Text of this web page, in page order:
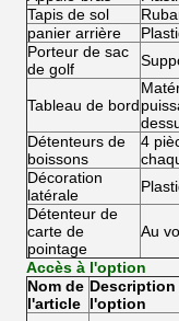
Tapis de sol
panier arrière
Porteur de sac
de golf
Tableau de bord
Détenteurs de
boissons
4
Décoration
latérale
Détenteur de
carte de
pointage
Au
Accès à l'option
Nom de
l'article
Description
l'option